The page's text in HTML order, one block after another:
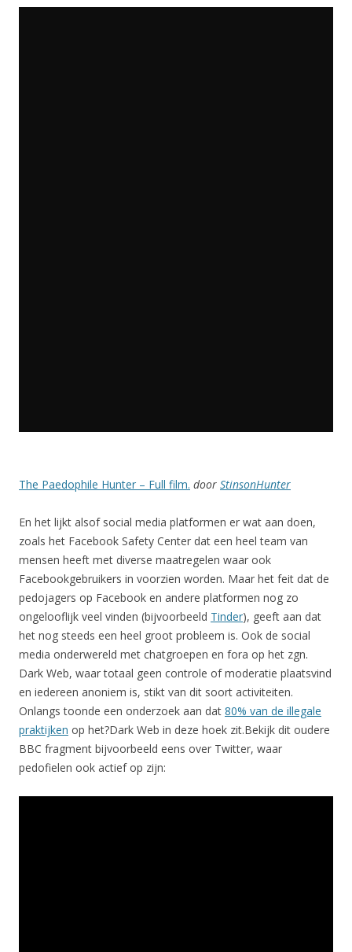
The Paedophile Hunter – Full film. door StinsonHunter
En het lijkt alsof social media platformen er wat aan doen,
zoals het Facebook Safety Center dat een heel team van
mensen heeft met diverse maatregelen waar ook
Facebookgebruikers in voorzien worden. Maar het feit dat de
pedojagers op Facebook en andere platformen nog zo
ongelooflijk veel vinden (bijvoorbeeld Tinder), geeft aan dat
het nog steeds een heel groot probleem is. Ook de social
media onderwereld met chatgroepen en fora op het zgn.
Dark Web, waar totaal geen controle of moderatie plaatsvind
en iedereen anoniem is, stikt van dit soort activiteiten.
Onlangs toonde een onderzoek aan dat 80% van de illegale
praktijken op het?Dark Web in deze hoek zit.Bekijk dit oudere
BBC fragment bijvoorbeeld eens over Twitter, waar
pedofielen ook actief op zijn: